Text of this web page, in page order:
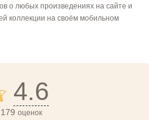
о любых произведениях на сайте и
коллекции на своём мобильном
4.6
179 оценок